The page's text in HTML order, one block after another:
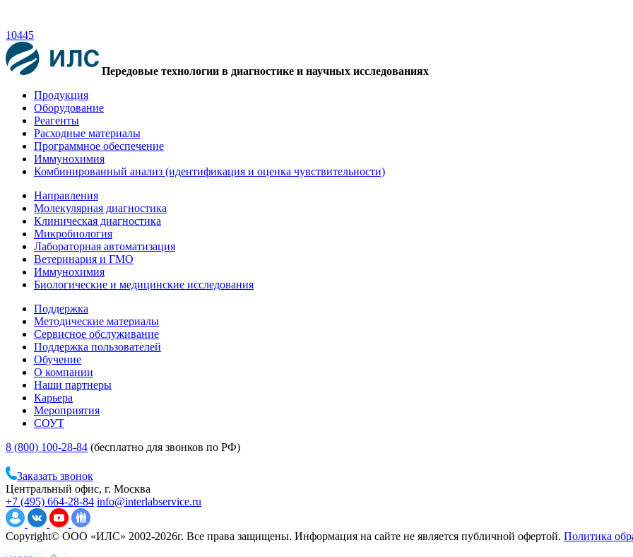
10445
Передовые технологии в диагностике и научных исследованиях
Продукция
Оборудование
Реагенты
Расходные материалы
Программное обеспечение
Иммунохимия
Комбинированный анализ (идентификация и оценка чувствительности)
Направления
Молекулярная диагностика
Клиническая диагностика
Микробиология
Лабораторная автоматизация
Ветеринария и ГМО
Иммунохимия
Биологические и медицинские исследования
Поддержка
Методические материалы
Сервисное обслуживание
Поддержка пользователей
Обучение
О компании
Наши партнеры
Карьера
Мероприятия
СОУТ
8 (800) 100-28-84 (бесплатно для звонков по РФ)
Заказать звонок
Центральный офис, г. Москва
+7 (495) 664-28-84 info@interlabservice.ru
Copyright© ООО «ИЛС» 2002-2026г. Все права защищены. Информация на сайте не является публичной офертой. Политика